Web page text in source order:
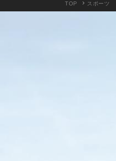
TOP スポーツ